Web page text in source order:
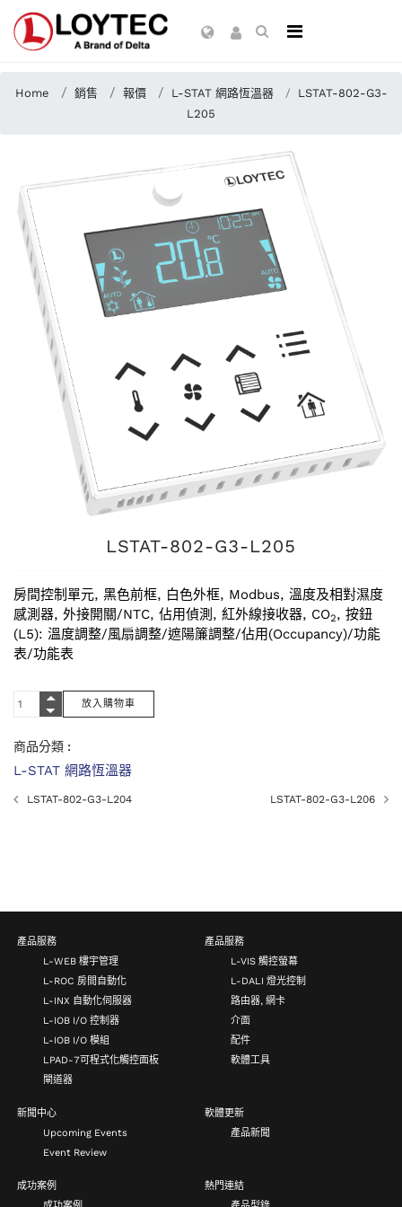
Home 銷售 報價 L-STAT 網路恆溫器
LSTAT-802-G3-
L205
LSTAT-802-G3-L205
房間控制單元, 黑色前框, 白色外框, Modbus, 溫度及相對濕度
感測器, 外接開關/NTC, 佔用偵測, 紅外線接收器, CO2, 按鈕
(L5): 溫度調整/風扇調整/遮陽簾調整/佔用(Occupancy)/功能
表/功能表
商品分類 :
L-STAT 網路恆溫器
LSTAT-802-G3-L204 LSTAT-802-G3-L206
產品服務
L-WEB 樓宇管理
L-ROC 房間自動化
L-INX 自動化伺服器
L-IOB I/O 控制器
L-IOB I/O 模組
LPAD-7可程式化觸控面板
閘道器
產品服務
L-VIS 觸控螢幕
L-DALI 燈光控制
路由器, 網卡
介面
配件
軟體工具
新聞中心
Upcoming Events
Event Review
軟體更新
產品新聞
成功案例
熱門連結